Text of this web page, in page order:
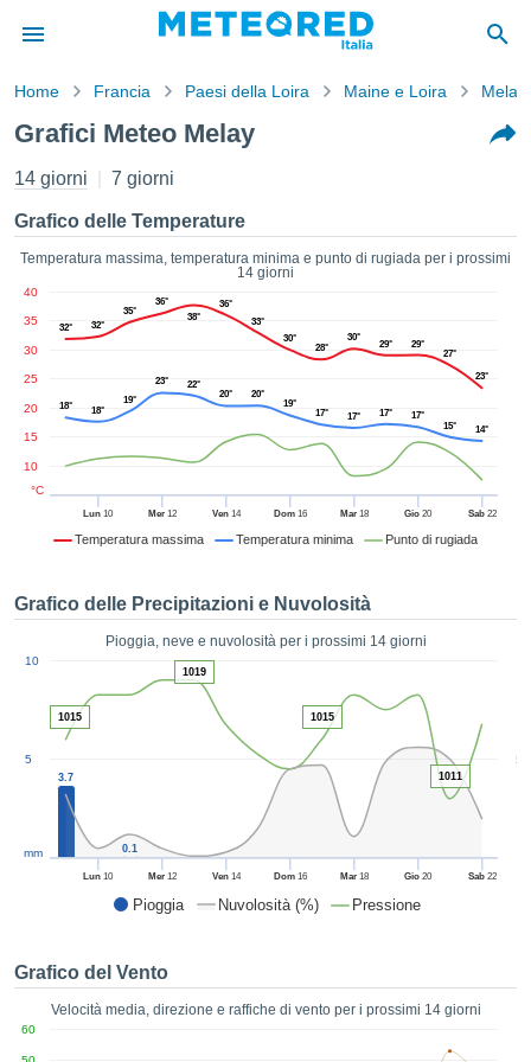
di
stati
da
che le
di
a
Web
le
o
simili,
per
senza
clic sul
CONTINUA
IMPOSTAZIONI
Home Francia Paesi della Loira Maine e Loira Melay
Grafici Meteo Melay
14 giorni 7 giorni
Grafico delle Temperature
Temperatura massima, temperatura minima e punto di rugiada per i prossimi
14 giorni
Temperatura massima Temperatura minima Punto di rugiada
Lun 10 Mer12 Ven14 Dom16 Mar18 Gio 20 Sab22
10
15
20
25
30
35
40
°C
32° 32°
35°
36°
38°
36°
33°
30°
28°
30°
29°
29°
27°
23°
18° 18°
19°
23°
22°
20°
20°
19°
17°
17° 17°
17°
15°
14°
Grafico delle Precipitazioni e Nuvolosità
Pioggia, neve e nuvolosità per i prossimi 14 giorni
Pioggia Nuvolosità (%) Pressione
50
Lun 10 Mer12 Ven14 Dom16 Mar18 Gio 20 Sab22
5
10
mm
3.7
0.1
1015
1019
1015
1011
Grafico del Vento
Velocità media, direzione e raffiche di vento per i prossimi 14 giorni
60